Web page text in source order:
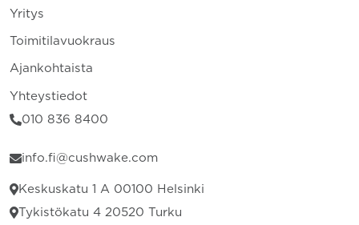
Yritys
Toimitilavuokraus
Ajankohtaista
Yhteystiedot
010 836 8400
info.fi@cushwake.com
Keskuskatu 1 A 00100 Helsinki
Tykistökatu 4 20520 Turku